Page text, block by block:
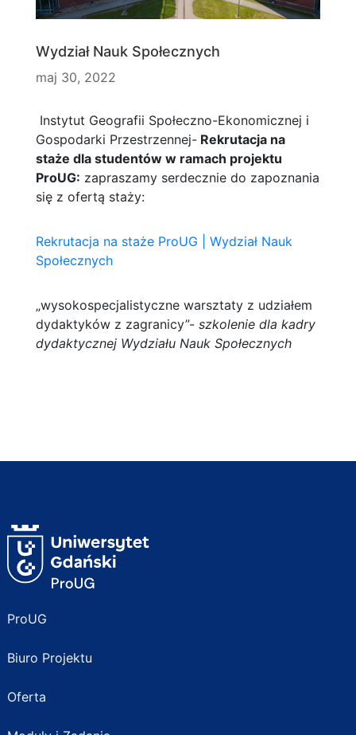
Wydział Nauk Społecznych
maj 30, 2022
Instytut Geografii Społeczno-Ekonomicznej i
Gospodarki Przestrzennej-Rekrutacja na
staże dla studentów w ramach projektu
ProUG: zapraszamy serdecznie do zapoznania
się z ofertą staży:
Rekrutacja na staże ProUG | Wydział Nauk
Społecznych
„wysokospecjalistyczne warsztaty z udziałem
dydaktyków z zagranicy”-szkolenie dla kadry
dydaktycznej Wydziału Nauk Społecznych
ProUG
Biuro Projektu
Oferta